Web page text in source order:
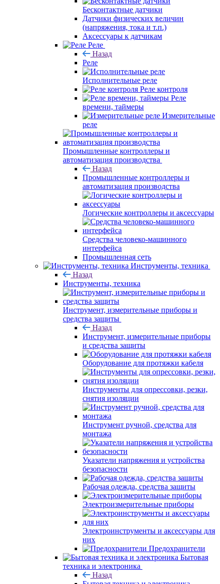
Бесконтактные датчики
Датчики физических величин
(напряжения, тока и т.п.)
Аксессуары к датчикам
Реле
Назад
Реле
Исполнительные реле
Реле контроля
Реле
времени, таймеры
Измерительные
реле
Промышленные контроллеры и
автоматизация производства
Назад
Промышленные контроллеры и
автоматизация производства
Логические контроллеры и аксессуары
Средства человеко-машинного
интерфейса
Промышленная сеть
Инструменты, техника
Назад
Инструменты, техника
Инструмент, измерительные приборы и
средства защиты
Назад
Инструмент, измерительные приборы
и средства защиты
Оборудование для протяжки кабеля
Инструменты для опрессовки, резки,
снятия изоляции
Инструмент ручной, средства для
монтажа
Указатели напряжения и устройства
безопасности
Рабочая одежда, средства защиты
Электроизмерительные приборы
Электроинструменты и аксессуары для
них
Предохранители
Бытовая
техника и электроника
Назад